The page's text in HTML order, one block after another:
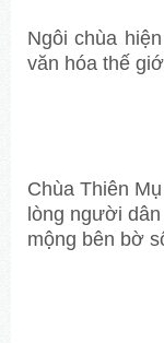
Ngôi chùa
văn hóa thế
Chùa Thiên
lòng người
mộng bên bờ